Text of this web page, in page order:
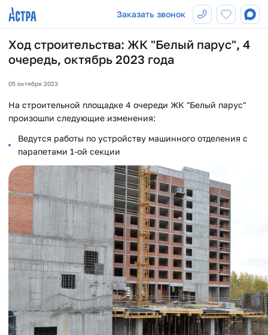
Заказать звонок
Ход строительства: ЖК "Белый парус", 4
очередь, октябрь 2023 года
05 октября 2023
На строительной площадке 4 очереди ЖК "Белый парус"
произошли следующие изменения:
Ведутся работы по устройству машинного отделения с
парапетами 1-ой секции